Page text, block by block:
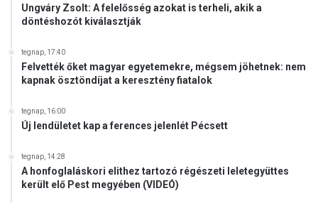
Ungváry Zsolt: A felelősség azokat is terheli, akik a
döntéshozót kiválasztják
tegnap, 17:40
Felvették őket magyar egyetemekre, mégsem jöhetnek: nem
kapnak ösztöndíjat a keresztény fiatalok
tegnap, 16:00
Új lendületet kap a ferences jelenlét Pécsett
tegnap, 14:28
A honfoglaláskori elithez tartozó régészeti leletegyüttes
került elő Pest megyében (VIDEÓ)